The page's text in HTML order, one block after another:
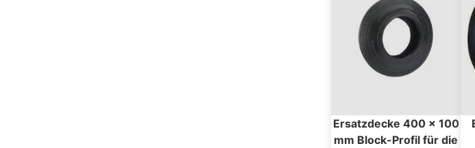
Ersatzdecke 400 x 100
mm Block-Profil für die